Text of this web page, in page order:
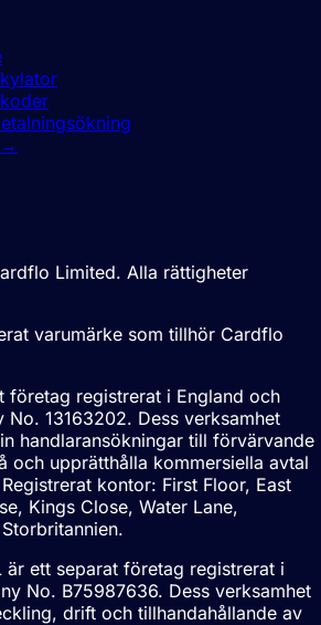
→
Limited. Alla rättigheter
varumärke som tillhör Cardflo
företag registrerat i England och
No. 13163202. Dess verksamhet
handlaransökningar till förvärvande
och upprätthålla kommersiella avtal
kontor: First Floor, East
Kings Close, Water Lane,
är ett separat företag registrerat i
No. B75987636. Dess verksamhet
drift och tillhandahållande av